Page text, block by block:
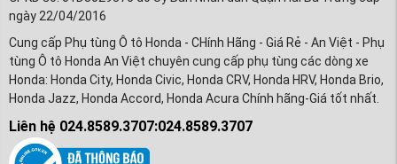
ngày 22/04/2016
Cung cấp Phụ tùng Ô tô Honda - CHính Hãng - Giá Rẻ - An Việt - Phụ
tùng Ô tô Honda An Việt chuyên cung cấp phụ tùng các dòng xe
Honda: Honda City, Honda Civic, Honda CRV, Honda HRV, Honda Brio,
Honda Jazz, Honda Accord, Honda Acura Chính hãng-Giá tốt nhất.
Liên hệ 024.8589.3707:024.8589.3707